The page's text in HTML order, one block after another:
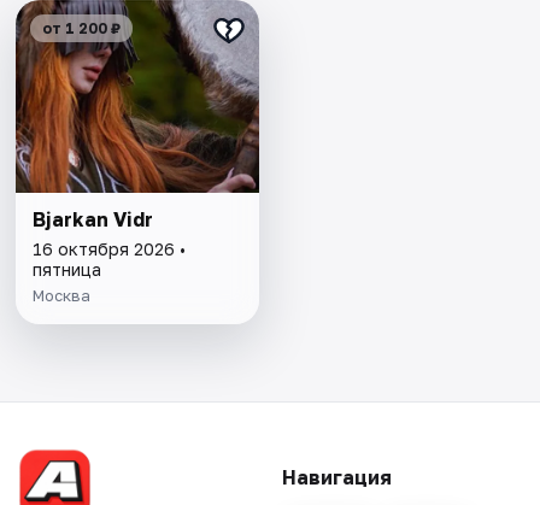
от 1 200 ₽
Bjarkan Vidr
16 октября 2026 •
пятница
Москва
Навигация